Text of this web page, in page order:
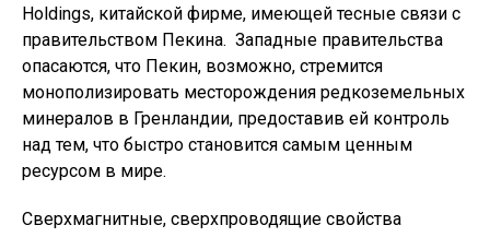
Holdings, китайской фирме, имеющей тесные связи с
правительством Пекина. Западные правительства
опасаются, что Пекин, возможно, стремится
монополизировать месторождения редкоземельных
минералов в Гренландии, предоставив ей контроль
над тем, что быстро становится самым ценным
ресурсом в мире.
Сверхмагнитные, сверхпроводящие свойства